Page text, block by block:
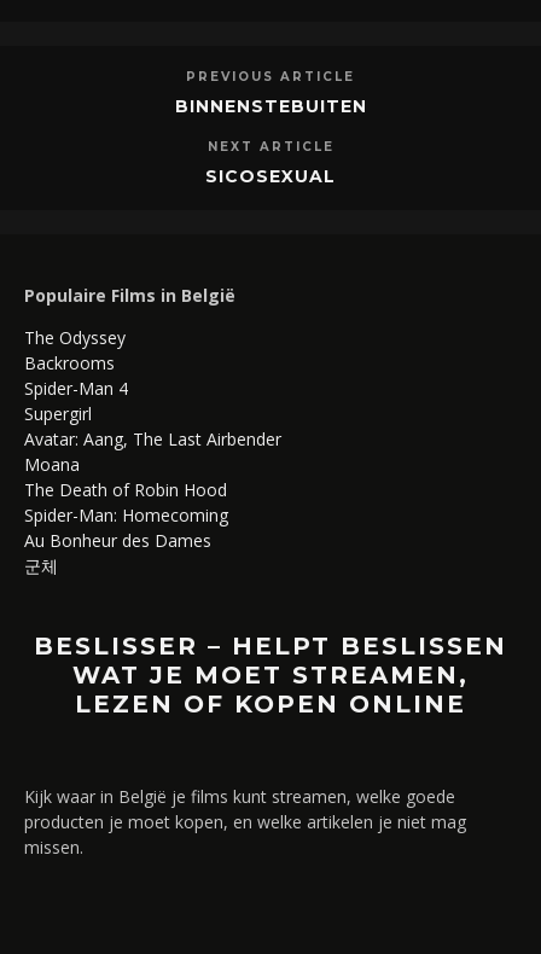
PREVIOUS ARTICLE
BINNENSTEBUITEN
NEXT ARTICLE
SICOSEXUAL
Populaire Films in België
The Odyssey
Backrooms
Spider-Man 4
Supergirl
Avatar: Aang, The Last Airbender
Moana
The Death of Robin Hood
Spider-Man: Homecoming
Au Bonheur des Dames
군체
BESLISSER – HELPT BESLISSEN
WAT JE MOET STREAMEN,
LEZEN OF KOPEN ONLINE
Kijk waar in België je films kunt streamen, welke goede
producten je moet kopen, en welke artikelen je niet mag
missen.